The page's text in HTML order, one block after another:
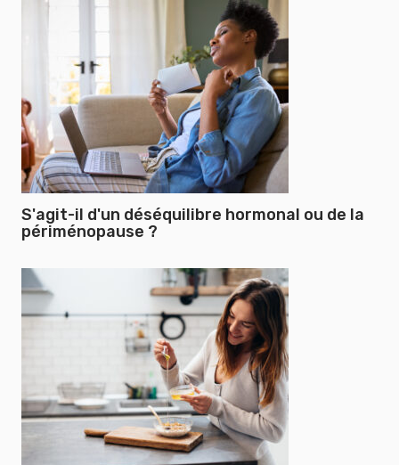
S'agit-il d'un déséquilibre hormonal ou de la
périménopause ?